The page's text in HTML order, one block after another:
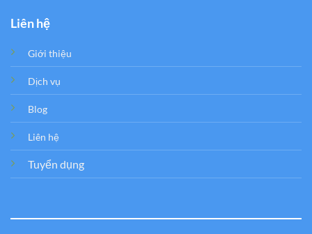
Liên hệ
Giới thiệu
Dịch vụ
Blog
Liên hệ
Tuyển dụng